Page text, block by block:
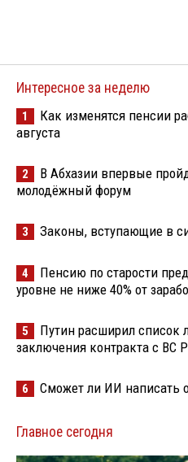
Интересное за неделю
1
Как изменятся пенсии
августа
2
В Абхазии впервые
молодёжный форум
3 Законы, вступающие в
4
Пенсию по старости
уровне не ниже 40% от
5
Путин расширил список
заключения контракта с ВС
6 Сможет ли ИИ написать
Главное сегодня